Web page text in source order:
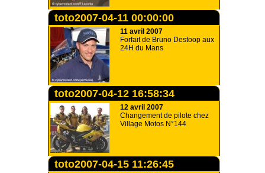
toto2007-04-11 00:00:00
11 avril 2007
Forfait de Bruno Destoop aux
24H du Mans
toto2007-04-12 16:58:34
12 avril 2007
Changement de pilote chez
Village Motos N°144
toto2007-04-15 11:26:45